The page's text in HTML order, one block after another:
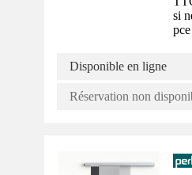
si
pce
Disponible en ligne
Réservation non